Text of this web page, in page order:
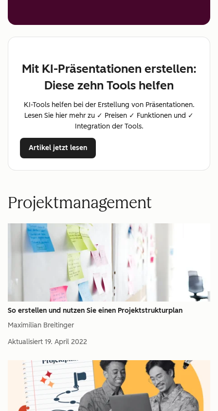
Mit KI-Präsentationen erstellen:
Diese zehn Tools helfen
KI-Tools helfen bei der Erstellung von Präsentationen.
Lesen Sie hier mehr zu ✓ Preisen ✓ Funktionen und ✓
Integration der Tools.
Artikel jetzt lesen
Projektmanagement
So erstellen und nutzen Sie einen Projektstrukturplan
Maximilian Breitinger
Aktualisiert 19. April 2022